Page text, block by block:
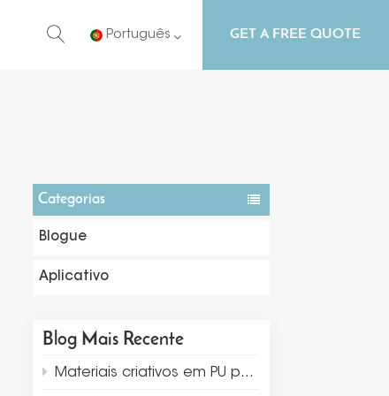
Português
Español
Português
GET A FREE QUOTE
Categorias
Blogue
Aplicativo
Blog Mais Recente
Materiais criativos em PU para exibição e embalagem de joias